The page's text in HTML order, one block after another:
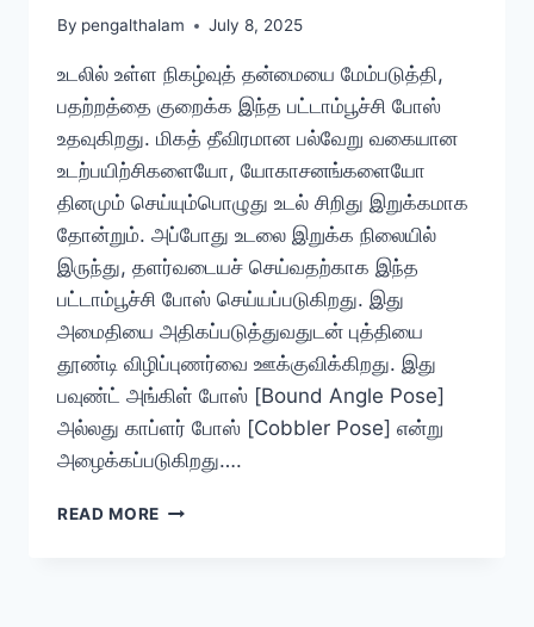
By pengalthalam July 8, 2025
உடலில் உள்ள நிகழ்வுத் தன்மையை மேம்படுத்தி,
பதற்றத்தை குறைக்க இந்த பட்டாம்பூச்சி போஸ்
உதவுகிறது. மிகத் தீவிரமான பல்வேறு வகையான
உடற்பயிற்சிகளையோ, யோகாசனங்களையோ
தினமும் செய்யும்பொழுது உடல் சிறிது இறுக்கமாக
தோன்றும். அப்போது உடலை இறுக்க நிலையில்
இருந்து, தளர்வடையச் செய்வதற்காக இந்த
பட்டாம்பூச்சி போஸ் செய்யப்படுகிறது. இது
அமைதியை அதிகப்படுத்துவதுடன் புத்தியை
தூண்டி விழிப்புணர்வை ஊக்குவிக்கிறது. இது
பவுண்ட் அங்கிள் போஸ் [Bound Angle Pose]
அல்லது காப்ளர் போஸ் [Cobbler Pose] என்று
அழைக்கப்படுகிறது….
READ MORE பட்டர்பிளை